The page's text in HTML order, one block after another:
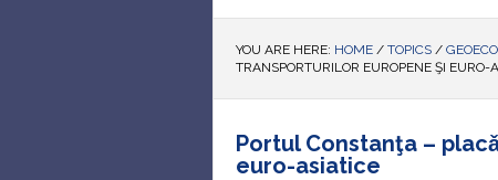
YOU ARE HERE: HOME / TOPICS /
TRANSPORTURILOR EUROPENE ŞI EURO-
Portul Constanţa –
euro-asiatice